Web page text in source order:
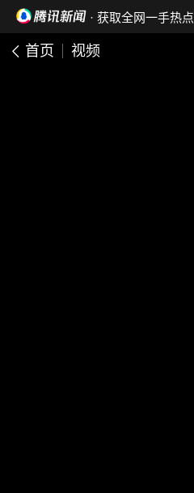
· 获取全网一手热点
首页 视频